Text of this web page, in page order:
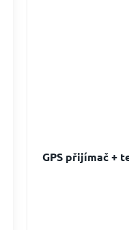
GPS přijímač +